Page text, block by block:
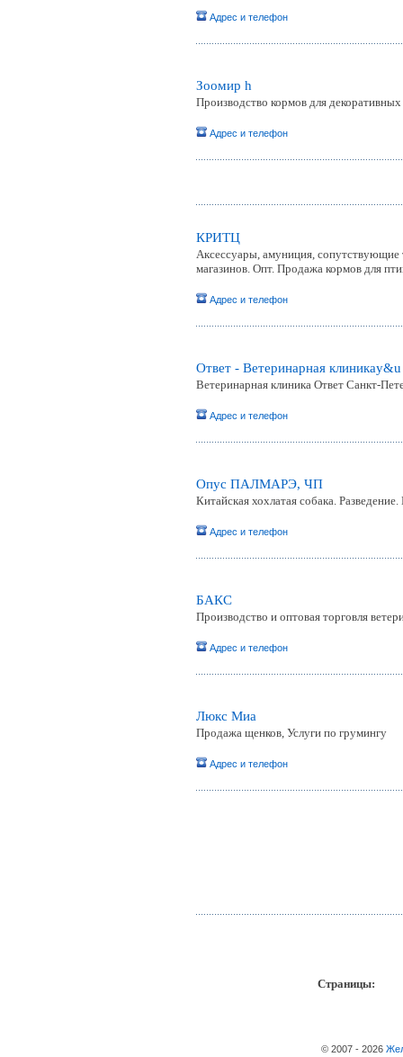
Адрес и телефон
Зоомир h
Производство кормов для
Адрес и телефон
КРИТЦ
Аксессуары, амуниция,
магазинов. Опт. Продажа кормов для
Адрес и телефон
Ответ - Ветеринарная клиникаy&u
Ветеринарная клиника Ответ Санкт-
Адрес и телефон
Опус ПАЛМАРЭ, ЧП
Китайская хохлатая собака.
Адрес и телефон
БАКС
Производство и оптовая торговля
Адрес и телефон
Люкс Миа
Продажа щенков, Услуги по грумингу
Адрес и телефон
Страницы:
© 2007 - 2026